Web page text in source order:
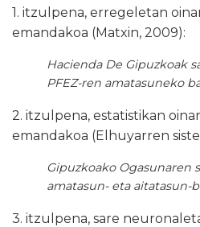
1. itzulpena, erregeletan
emandakoa (Matxin, 2009):
Hacienda De Gipuzkoak
PFEZ-ren amatasuneko
2. itzulpena, estatistikan
emandakoa (Elhuyarren
Gipuzkoako Ogasunaren
amatasun- eta aitatasun-
3. itzulpena, sare